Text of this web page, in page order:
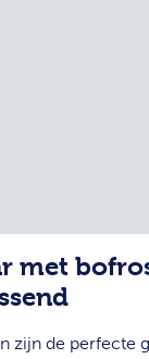
met
zijn de perfecte